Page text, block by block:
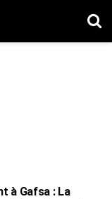
à Gafsa : La